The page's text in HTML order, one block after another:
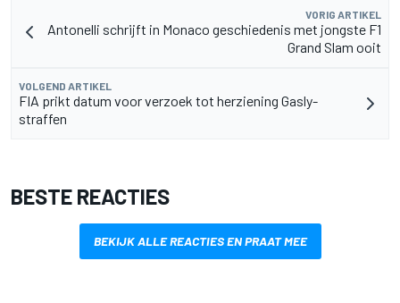
VORIG ARTIKEL
Antonelli schrijft in Monaco geschiedenis met jongste F1
Grand Slam ooit
VOLGEND ARTIKEL
FIA prikt datum voor verzoek tot herziening Gasly-
straffen
BESTE REACTIES
BEKIJK ALLE REACTIES EN PRAAT MEE